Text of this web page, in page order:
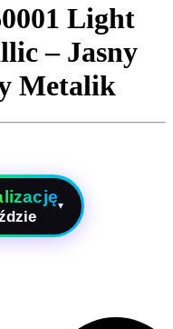
Light
– Jasny
Metalik
▾